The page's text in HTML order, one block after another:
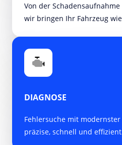
Von der
wir bringen Ihr Fahrzeug
DIAGNOSE
Fehlersuche mit
präzise, schnell und